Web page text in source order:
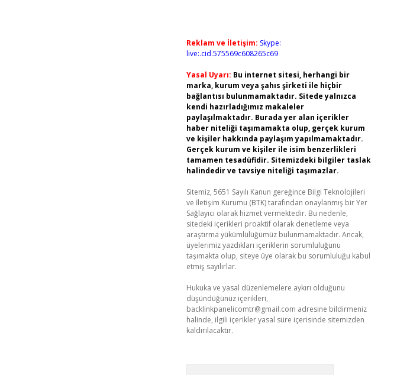
Reklam ve İletişim: Skype:
live:.cid.575569c608265c69
Yasal Uyarı: Bu internet sitesi, herhangi bir
marka, kurum veya şahıs şirketi ile hiçbir
bağlantısı bulunmamaktadır. Sitede yalnızca
kendi hazırladığımız makaleler
paylaşılmaktadır. Burada yer alan içerikler
haber niteliği taşımamakta olup, gerçek kurum
ve kişiler hakkında paylaşım yapılmamaktadır.
Gerçek kurum ve kişiler ile isim benzerlikleri
tamamen tesadüfidir. Sitemizdeki bilgiler taslak
halindedir ve tavsiye niteliği taşımazlar.
Sitemiz, 5651 Sayılı Kanun gereğince Bilgi Teknolojileri
ve İletişim Kurumu (BTK) tarafından onaylanmış bir Yer
Sağlayıcı olarak hizmet vermektedir. Bu nedenle,
sitedeki içerikleri proaktif olarak denetleme veya
araştırma yükümlülüğümüz bulunmamaktadır. Ancak,
üyelerimiz yazdıkları içeriklerin sorumluluğunu
taşımakta olup, siteye üye olarak bu sorumluluğu kabul
etmiş sayılırlar.
Hukuka ve yasal düzenlemelere aykırı olduğunu
düşündüğünüz içerikleri,
backlinkpanelicomtr@gmail.com adresine bildirmeniz
halinde, ilgili içerikler yasal süre içerisinde sitemizden
kaldırılacaktır.